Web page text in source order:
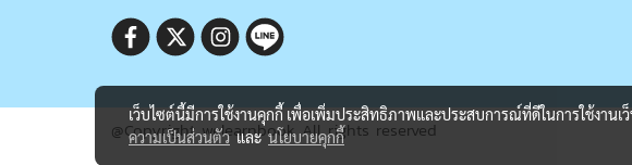
@Copyright welearnbook All rights reserved
เว็บไซต์นี้มีการใช้งานคุกกี้ เพื่อเพิ่มประสิทธิภาพและประสบการณ์ที่ดีในการใช้งาน
ความเป็นส่วนตัวและนโยบายคุกกี้